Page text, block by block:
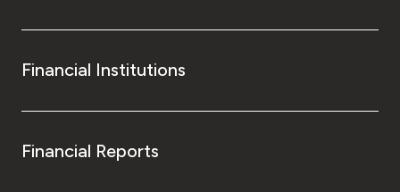
Financial Institutions
Financial Reports